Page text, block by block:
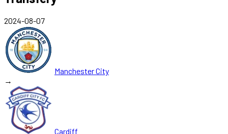
2024-08-07
Manchester City
→
Cardiff